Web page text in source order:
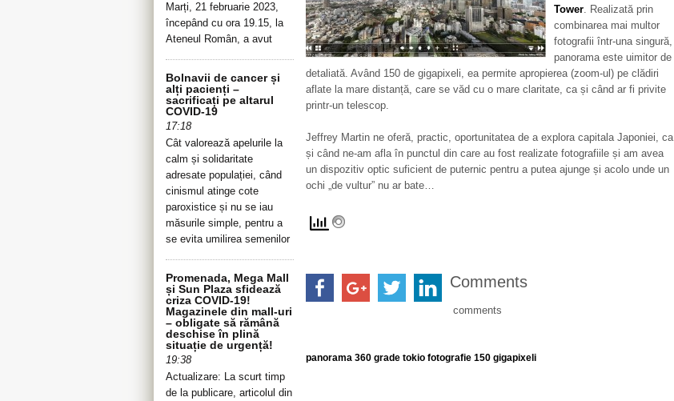
Tower. Realizată prin
combinarea mai multor
fotografii într-una singură,
panorama este uimitor de
detaliată. Având 150 de gigapixeli, ea permite apropierea (zoom-ul) pe clădiri
aflate la mare distanță, care se văd cu o mare claritate, ca și când ar fi privite
printr-un telescop.
Jeffrey Martin ne oferă, practic, oportunitatea de a explora capitala Japoniei, ca
și când ne-am afla în punctul din care au fost realizate fotografiile și am avea
un dispozitiv optic suficient de puternic pentru a putea ajunge și acolo unde un
ochi „de vultur” nu ar bate…
Comments
comments
panorama 360 grade tokio fotografie 150 gigapixeli
Marți, 21 februarie 2023,
începând cu ora 19.15, la
Ateneul Român, a avut
Bolnavii de cancer și
alți pacienți –
sacrificați pe altarul
COVID-19
17:18
Cât valorează apelurile la
calm și solidaritate
adresate populației, când
cinismul atinge cote
paroxistice și nu se iau
măsurile simple, pentru a
se evita umilirea semenilor
Promenada, Mega Mall
și Sun Plaza sfidează
criza COVID-19!
Magazinele din mall-uri
– obligate să rămână
deschise în plină
situație de urgență!
19:38
Actualizare: La scurt timp
de la publicare, articolul din